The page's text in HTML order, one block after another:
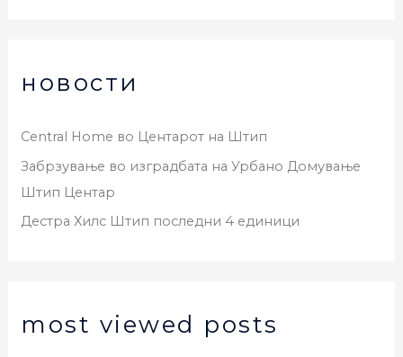
новости
Central Home во Центарот на Штип
Забрзување во изградбата на Урбано Домување
Штип Центар
Дестра Хилс Штип последни 4 единици
most viewed posts